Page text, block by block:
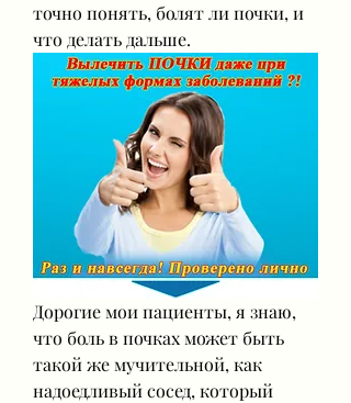
точно понять, болят ли почки, и
что делать дальше.
Дорогие мои пациенты, я знаю,
что боль в почках может быть
такой же мучительной, как
надоедливый сосед, который